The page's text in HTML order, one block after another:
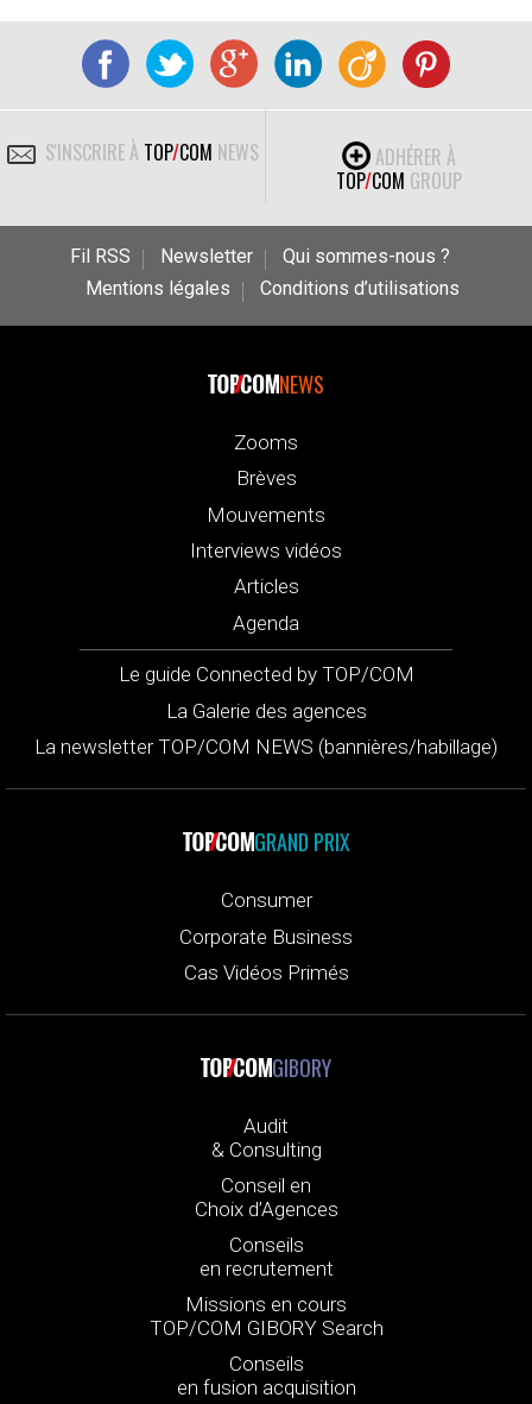
S'INSCRIRE À TOP/COM NEWS
ADHÉRER À
TOP/COM GROUP
Fil RSS Newsletter
Qui sommes-nous ?
Mentions légales
Conditions d’utilisations
NEWS
Zooms
Brèves
Mouvements
Interviews vidéos
Articles
Agenda
Le guide Connected by TOP/COM
La Galerie des agences
La newsletter TOP/COM NEWS (bannières/habillage)
GRAND PRIX
Consumer
Corporate Business
Cas Vidéos Primés
GIBORY
Audit
& Consulting
Conseil en
Choix d’Agences
Conseils
en recrutement
Missions en cours
TOP/COM GIBORY Search
Conseils
en fusion acquisition